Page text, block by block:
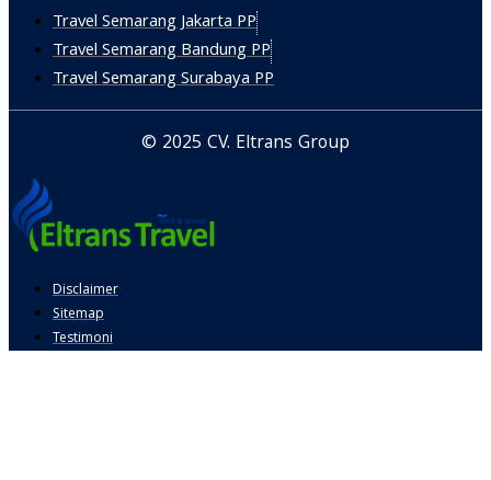
Travel Semarang Jakarta PP
Travel Semarang Bandung PP
Travel Semarang Surabaya PP
© 2025 CV. Eltrans Group
Disclaimer
Sitemap
Testimoni